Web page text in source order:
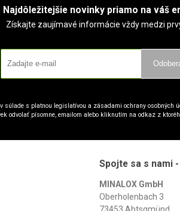
Najdôležitejšie novinky priamo na váš
Získajte zaujímavé informácie vždy medzi
súlade s platnou legislatívou a zásadami ochrany osobných
odvolať písomne, emailom alebo kliknutím na odkaz z
Spojte sa s nami
MINALOX GmbH
Oberholenbach 3